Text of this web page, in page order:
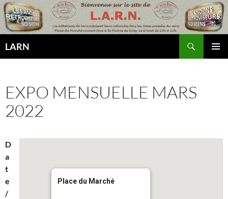
Aller
au
contenu
LARN
EXPO MENSUELLE MARS
2022
Place du Marché
D
a
t
e
/